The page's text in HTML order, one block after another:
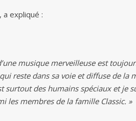
a expliqué :
musique merveilleuse est
reste dans sa voie et diffuse de la
surtout des humains spéciaux et je
les membres de la famille Classic. »